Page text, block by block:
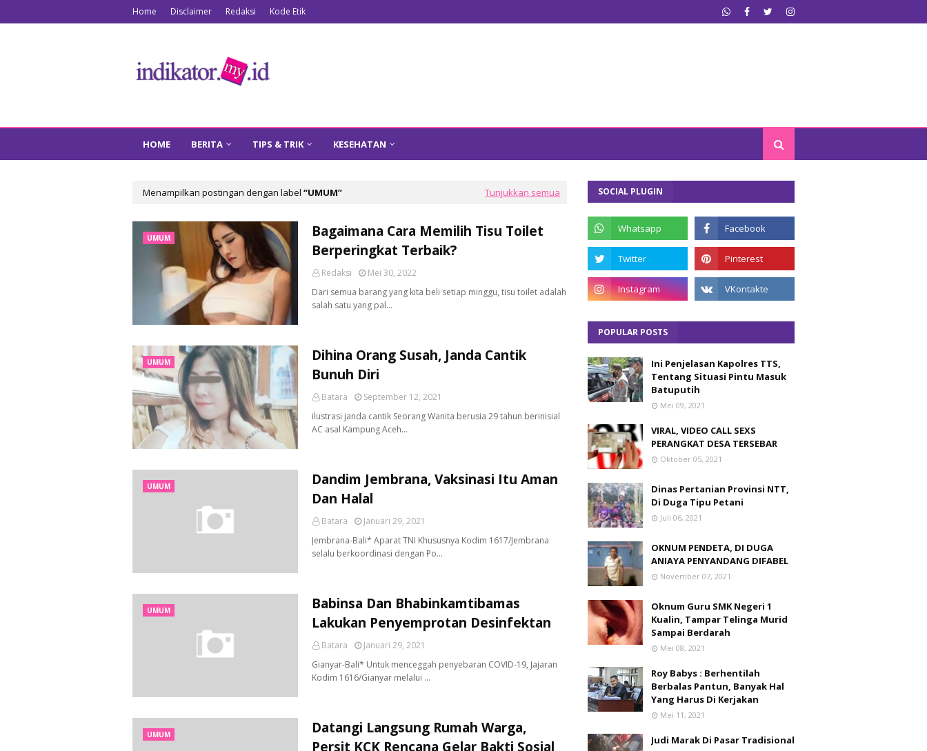
Home Disclaimer Redaksi Kode Etik
HOME BERITA TIPS & TRIK KESEHATAN
Menampilkan postingan dengan label UMUM Tunjukkan semua
UMUM
Bagaimana Cara Memilih Tisu Toilet
Berperingkat Terbaik?
Redaksi
Mei 30, 2022
Dari semua barang yang kita beli setiap minggu, tisu toilet adalah
salah satu yang pal…
UMUM
Dihina Orang Susah, Janda Cantik
Bunuh Diri
Batara
September 12, 2021
ilustrasi janda cantik Seorang Wanita berusia 29 tahun berinisial
AC asal Kampung Aceh…
UMUM
Dandim Jembrana, Vaksinasi Itu Aman
Dan Halal
Batara
Januari 29, 2021
Jembrana-Bali* Aparat TNI Khususnya Kodim 1617/Jembrana
selalu berkoordinasi dengan Po…
UMUM
Babinsa Dan Bhabinkamtibamas
Lakukan Penyemprotan Desinfektan
Batara
Januari 29, 2021
Gianyar-Bali* Untuk menceggah penyebaran COVID-19, Jajaran
Kodim 1616/Gianyar melalui …
UMUM
Datangi Langsung Rumah Warga,
Persit KCK Rencana Gelar Bakti Sosial
SOCIAL PLUGIN
POPULAR POSTS
Ini Penjelasan Kapolres TTS,
Tentang Situasi Pintu Masuk
Batuputih
Mei 09, 2021
VIRAL, VIDEO CALL SEXS
PERANGKAT DESA TERSEBAR
Oktober 05, 2021
Dinas Pertanian Provinsi NTT,
Di Duga Tipu Petani
Juli 06, 2021
OKNUM PENDETA, DI DUGA
ANIAYA PENYANDANG DIFABEL
November 07, 2021
Oknum Guru SMK Negeri 1
Kualin, Tampar Telinga Murid
Sampai Berdarah
Mei 08, 2021
Roy Babys : Berhentilah
Berbalas Pantun, Banyak Hal
Yang Harus Di Kerjakan
Mei 11, 2021
Judi Marak Di Pasar Tradisional